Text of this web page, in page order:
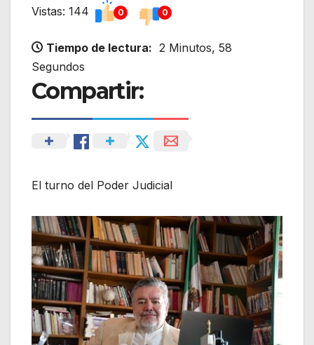
Vistas: 144 0 0
Tiempo de lectura: 2 Minutos, 58
Segundos
Compartir:
El turno del Poder Judicial